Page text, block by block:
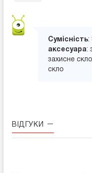
Сумісність:
аксесуара:
захисне скло
скло
ВІДГУКИ